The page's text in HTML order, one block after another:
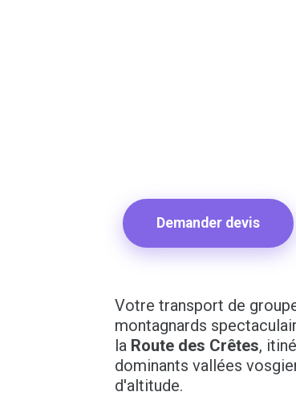
Demander devis
Votre transport de
montagnards
la Route des Crêtes,
dominants vallées
d'altitude.